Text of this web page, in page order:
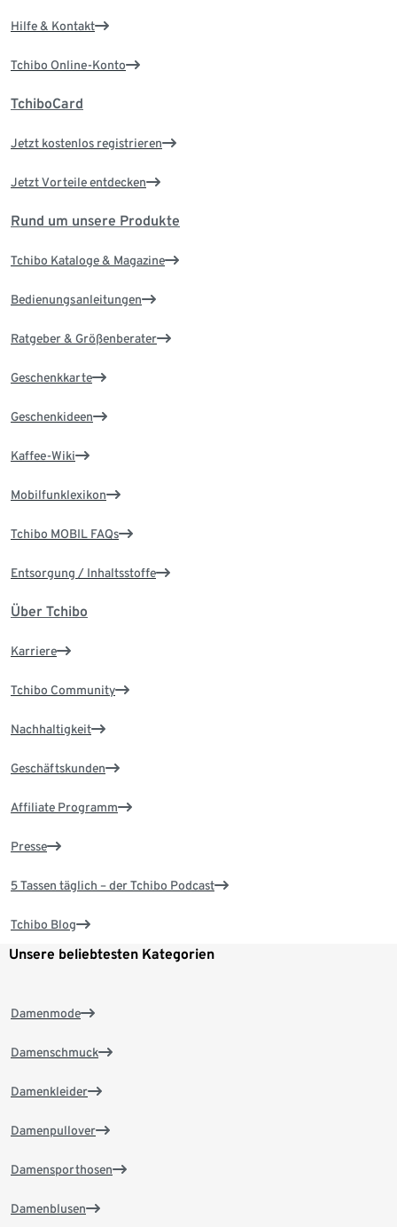
Hilfe & Kontakt
Tchibo Online-Konto
TchiboCard
Jetzt kostenlos registrieren
Jetzt Vorteile entdecken
Rund um unsere Produkte
Tchibo Kataloge & Magazine
Bedienungsanleitungen
Ratgeber & Größenberater
Geschenkkarte
Geschenkideen
Kaffee-Wiki
Mobilfunklexikon
Tchibo MOBIL FAQs
Entsorgung / Inhaltsstoffe
Über Tchibo
Karriere
Tchibo Community
Nachhaltigkeit
Geschäftskunden
Affiliate Programm
Presse
5 Tassen täglich – der Tchibo Podcast
Tchibo Blog
Unsere beliebtesten Kategorien
Damenmode
Damenschmuck
Damenkleider
Damenpullover
Damensporthosen
Damenblusen